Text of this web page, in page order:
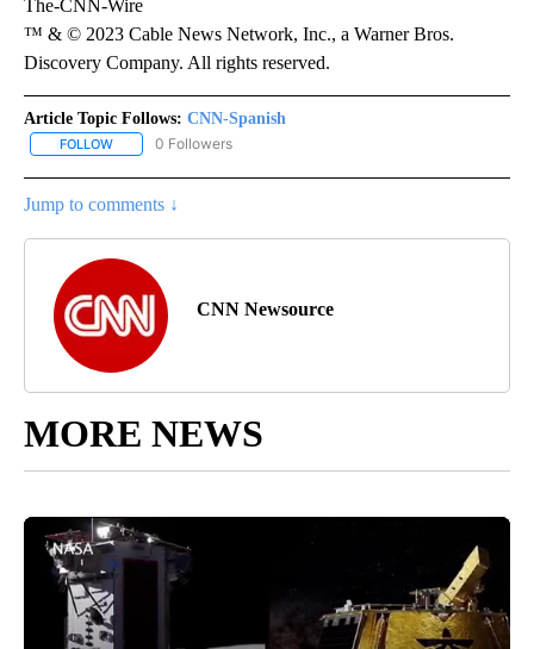
The-CNN-Wire
™ & © 2023 Cable News Network, Inc., a Warner Bros.
Discovery Company. All rights reserved.
Article Topic Follows: CNN-Spanish
FOLLOW FOLLOW "CNN-SPANISH" TO RECEIVE NOTIFICATIONS ABOUT
0 Followers
Jump to comments ↓
CNN Newsource
MORE NEWS